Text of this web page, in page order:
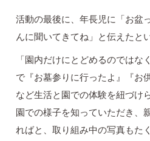
活動の最後に、年長児に「お盆
んに聞いてきてね」と伝えたと
「園内だけにとどめるのではな
で『お墓参りに行ったよ』『お
など生活と園での体験を紐づけ
園での様子を知っていただき、
ればと、取り組み中の写真もた